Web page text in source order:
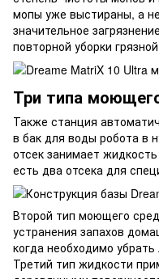
мопы уже выстираны, а
значительное
повторной уборки
Три типа
Также станция
в бак для воды робота в
отсек занимает
есть два отсека для
Второй тип моющего
устранения запахов
когда необходимо
Третий тип жидкости